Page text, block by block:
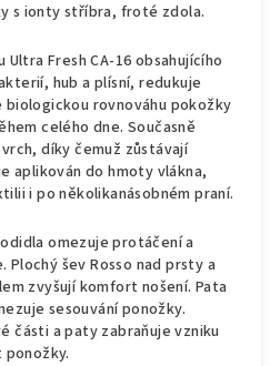
s ionty stříbra, froté zdola.
Fresh CA-16 obsahujícího
hub a plísní, redukuje
rovnováhu pokožky
celého dne. Současně
díky čemuž zůstávají
aplikován do hmoty vlákna,
i po několikanásobném praní.
omezuje protáčení a
Plochý šev Rosso nad prsty a
zvyšují komfort nošení. Pata
sesouvání ponožky.
části a paty zabraňuje vzniku